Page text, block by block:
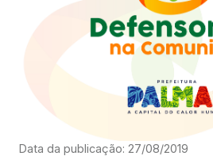
Data da publicação: 27/08/2019